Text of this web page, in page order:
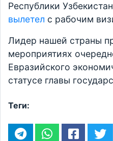
Республики
вылетел с рабочим
Лидер нашей страны
мероприятиях
Евразийского
статусе главы
Теги: